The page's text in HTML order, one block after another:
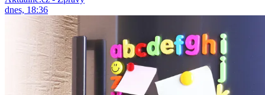
dnes, 18:36